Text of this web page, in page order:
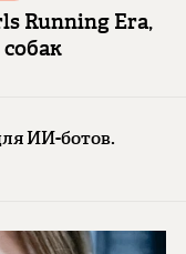
Running Era,
ИИ-ботов.